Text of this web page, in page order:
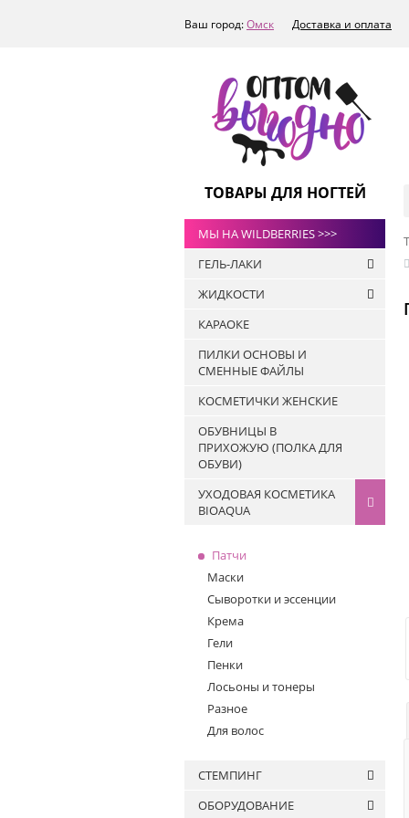
Ваш город:Омск Доставка и оплата
ТОВАРЫ ДЛЯ НОГТЕЙ
МЫ НА WILDBERRIES >>>
ГЕЛЬ-ЛАКИ
ТОПЫ
ART-A
БАЗЫ
ПРАЙМЕРЫ
ЖИДКОСТИ
Жидкости для
обезжиривания ногтей и
снятия липкого слоя
кистей
КАРАОКЕ
ПИЛКИ ОСНОВЫ И
СМЕННЫЕ ФАЙЛЫ
КОСМЕТИЧКИ ЖЕНСКИЕ
ОБУВНИЦЫ В
ПРИХОЖУЮ (ПОЛКА ДЛЯ
ОБУВИ)
УХОДОВАЯ КОСМЕТИКА
BIOAQUA
Патчи
Маски
Сыворотки и эссенции
Крема
Гели
Пенки
Лосьоны и тонеры
Разное
Для волос
СТЕМПИНГ
ОБОРУДОВАНИЕ